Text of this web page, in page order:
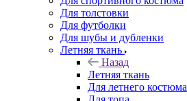
Для толстовки
Для футболки
Для шубы и дубленки
Летняя ткань
Назад
Летняя ткань
Для летнего костюма